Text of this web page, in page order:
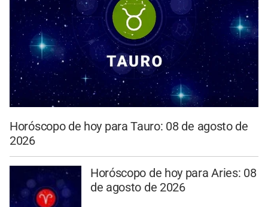
Horóscopo de hoy para Tauro: 08 de agosto de
2026
Horóscopo de hoy para Aries: 08
de agosto de 2026